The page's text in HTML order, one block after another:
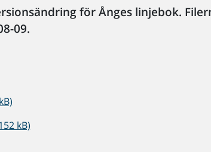
för Ånges linjebok.
09.
kB)